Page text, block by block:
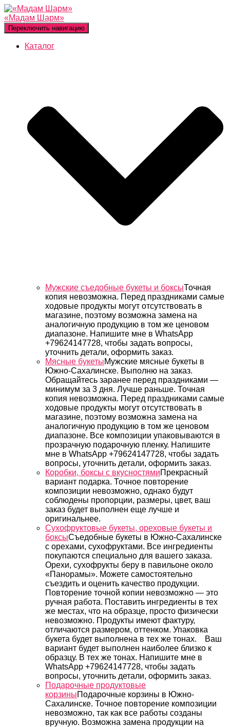
«Мадам Шарм»
Переключить навигацию
Каталог
Мужские съедобные букеты и боксыТочная
копия невозможна. Перед праздниками самые
ходовые продукты могут отсутствовать в
магазине, поэтому возможна замена на
аналогичную продукцию в том же ценовом
диапазоне. Напишите мне в WhatsApp
+79624147728, чтобы задать вопросы,
уточнить детали, оформить заказ.
Мясные букетыМужские мясные букеты в
Южно-Сахалинске. Выполню на заказ.
Обращайтесь заранее перед праздниками —
минимум за 3 дня. Лучше раньше. Точная
копия невозможна. Перед праздниками самые
ходовые продукты могут отсутствовать в
магазине, поэтому возможна замена на
аналогичную продукцию в том же ценовом
диапазоне. Все композиции упаковываются в
прозрачную подарочную пленку. Напишите
мне в WhatsApp +79624147728, чтобы задать
вопросы, уточнить детали, оформить заказ.
Коробки, боксы с вкусностямиПрекрасный
вариант подарка. Точное повторение
композиции невозможно, однако будут
соблюдены пропорции, размеры, цвет, ваш
заказ будет выполнен еще лучше и
оригинальнее.
Сухофруктовые букеты, ореховые букеты и
боксыСъедобные букеты в Южно-Сахалинске
с орехами, сухофруктами. Все ингредиенты
покупаются специально для вашего заказа.
Орехи, сухофрукты беру в павильоне около
«Панорамы». Можете самостоятельно
съездить и оценить качество продукции.
Повторение точной копии невозможно — это
ручная работа. Поставить ингредиенты в тех
же местах, что на образце, просто физически
невозможно. Продукты имеют фактуру,
отличаются размером, оттенком. Упаковка
букета будет выполнена в тех же тонах. Ваш
вариант будет выполнен наиболее близко к
образцу. В тех же тонах. Напишите мне в
WhatsApp +79624147728, чтобы задать
вопросы, уточнить детали, оформить заказ.
Подарочные продуктовые
корзиныПодарочные корзины в Южно-
Сахалинске. Точное повторение композиции
невозможно, так как все работы созданы
вручную. Возможна замена продукции на